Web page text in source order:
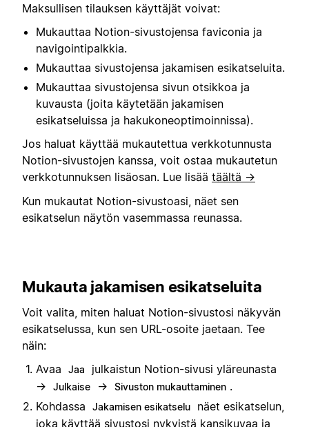
Maksullisen tilauksen käyttäjät voivat:
Mukauttaa Notion-sivustojensa faviconia ja
navigointipalkkia.
Mukauttaa sivustojensa jakamisen esikatseluita.
Mukauttaa sivustojensa sivun otsikkoa ja
kuvausta (joita käytetään jakamisen
esikatseluissa ja hakukoneoptimoinnissa).
Jos haluat käyttää mukautettua verkkotunnusta
Notion-sivustojen kanssa, voit ostaa mukautetun
verkkotunnuksen lisäosan. Lue lisää täältä →
Kun mukautat Notion-sivustoasi, näet sen
esikatselun näytön vasemmassa reunassa.
Mukauta jakamisen esikatseluita
Voit valita, miten haluat Notion-sivustosi näkyvän
esikatselussa, kun sen URL-osoite jaetaan. Tee
näin:
Avaa
Jaa
julkaistun Notion-sivusi yläreunasta
→
Julkaise → Sivuston mukauttaminen .
Kohdassa
Jakamisen esikatselu
näet esikatselun,
joka käyttää sivustosi nykyistä kansikuvaa ja